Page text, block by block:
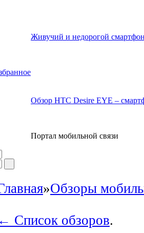
Живучий и недорогой
Обзор HTC Desire EYE –
Портал мобильной связи
»Обзоры
← Список обзоров.